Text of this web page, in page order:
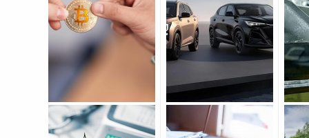
московские
насчитывает несколько
десятилетий